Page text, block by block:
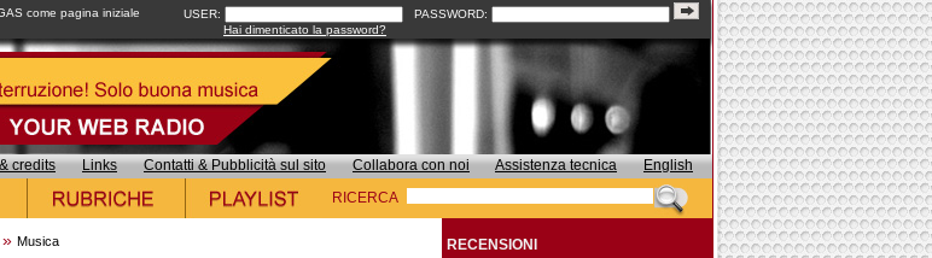
come pagina iniziale USER:
PASSWORD:
Hai dimenticato la password?
credits Links Contatti & Pubblicità sul sito Collabora con noi Assistenza tecnica
English
RICERCA
» Musica
RECENSIONI